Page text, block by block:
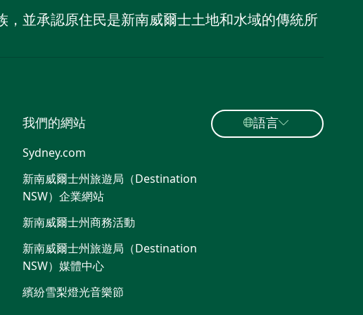
並承認原住民是新南威爾士土地和水域的傳統所
我們的網站
Sydney.com
新南威爾士州旅遊局（Destination
NSW）企業網站
新南威爾士州商務活動
新南威爾士州旅遊局（Destination
NSW）媒體中心
繽紛雪梨燈光音樂節
語言